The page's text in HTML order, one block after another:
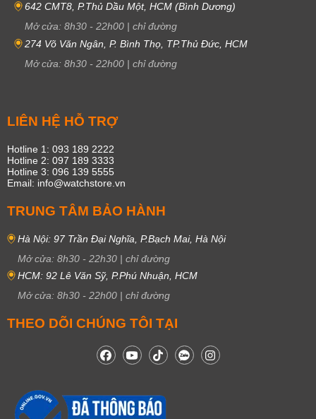
642 CMT8, P.Thủ Dầu Một, HCM (Bình Dương)
Mở cửa: 8h30 - 22h00 | chỉ đường
274 Võ Văn Ngân, P. Bình Thọ, TP.Thủ Đức, HCM
Mở cửa: 8h30 - 22h00 | chỉ đường
LIÊN HỆ HỖ TRỢ
Hotline 1: 093 189 2222
Hotline 2: 097 189 3333
Hotline 3: 096 139 5555
Email: info@watchstore.vn
TRUNG TÂM BẢO HÀNH
Hà Nội: 97 Trần Đại Nghĩa, P.Bạch Mai, Hà Nội
Mở cửa: 8h30 - 22h30 | chỉ đường
HCM: 92 Lê Văn Sỹ, P.Phú Nhuận, HCM
Mở cửa: 8h30 - 22h00 | chỉ đường
THEO DÕI CHÚNG TÔI TẠI